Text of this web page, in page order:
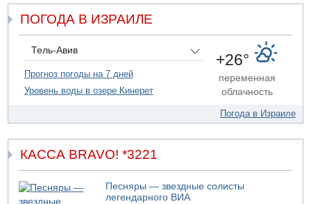
06.08.2026 12:06
США не будут давить на Израиль в вопросе Ливана
06.08.2026 11:41
Трое подростков ограбили сексшоп в Холоне
Взрыв в Северном Тель-Авиве
ПОГОДА В ИЗРАИЛЕ
Тель-Авив
Прогноз погоды на 7 дней
Уровень воды в озере Кинерет
+26°
переменная
облачность
Погода в Израиле
КАССА BRAVO! *3221
Песняры — звездные солисты
легендарного ВИА